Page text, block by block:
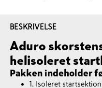
BESKRIVELSE
Aduro
helisoleret
Pakken indeholder
1. Isoleret